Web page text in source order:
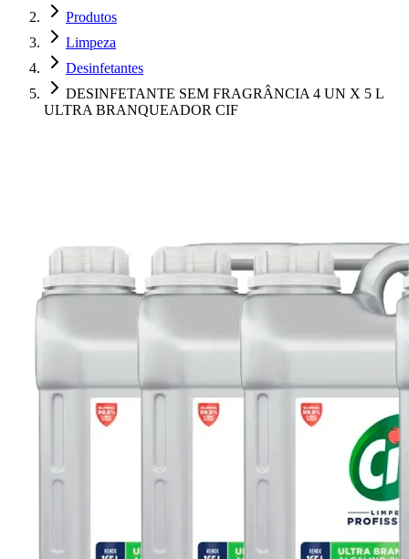
Produtos
Limpeza
Desinfetantes
DESINFETANTE SEM FRAGRÂNCIA 4 UN X 5 L
ULTRA BRANQUEADOR CIF